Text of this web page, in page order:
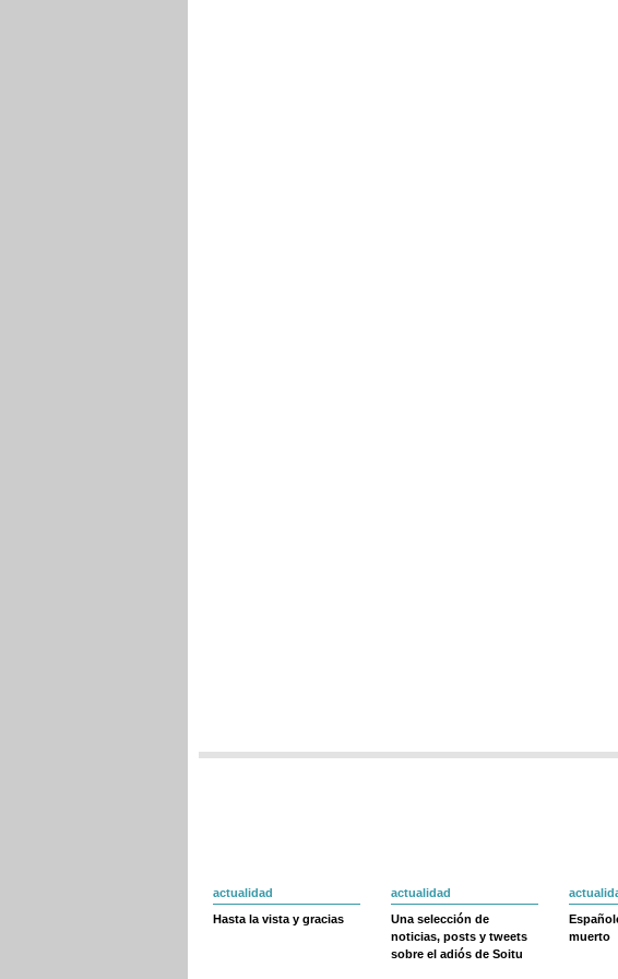
actualidad
Hasta la vista y gracias
actualidad
Una selección de
noticias, posts y tweets
sobre el adiós de Soitu
muerto